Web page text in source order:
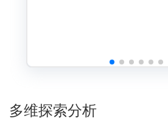
多维探索分析